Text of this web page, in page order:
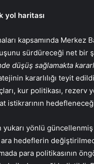
yol haritası
kapsamında Merkez
sürdüreceği net bir
düşüş sağlamakta
kararlılığı teyit
kur politikası, rezerv
istikrarının
yukarı yönlü güncellenmiş
ara hedeflerin
para politikasının